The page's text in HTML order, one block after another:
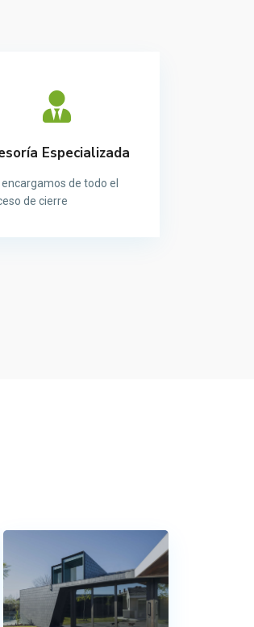
Especializada
encargamos de todo el
de cierre